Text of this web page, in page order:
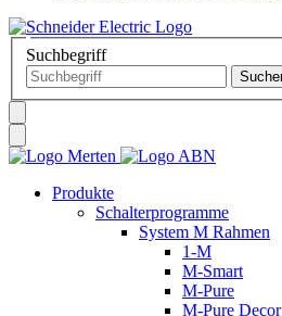
Suchbegriff
Produkte
Schalterprogramme
System M Rahmen
1-M
M-Smart
M-Pure
M-Pure Decor